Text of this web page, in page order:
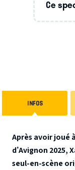
Ce
INFOS
Après avoir joué
d’Avignon 2025,
seul-en-scène